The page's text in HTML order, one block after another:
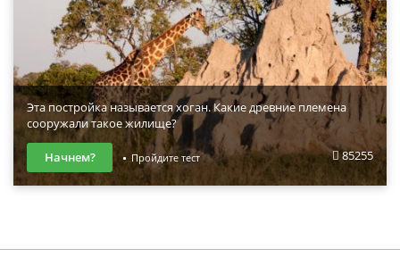
Эта постройка называется хоган. Какие древние племена
сооружали такое жилище?
85255
Начнем? Пройдите тест